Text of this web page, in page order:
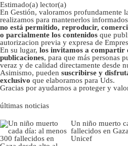
Estimado(a) lector(a)
En Gestión, valoramos profundamente
realizamos para mantenerlos
no está permitido, reproducir,
o parcialmente los contenidos que
autorizacion previa y expresa de
En su lugar, los invitamos a compartir
publicaciones, para que más personas
veraz y de calidad directamente desde
Asimismo, pueden suscribirse y
exclusivo que elaboramos para Uds.
Gracias por ayudarnos a proteger y
últimas noticias
Un niño muerto
fallecidos en
Unicef